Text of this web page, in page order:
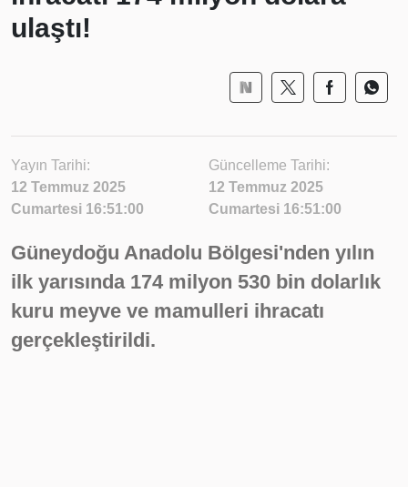
ulaştı!
Yayın Tarihi:
12 Temmuz 2025
Cumartesi 16:51:00
Güncelleme Tarihi:
12 Temmuz 2025
Cumartesi 16:51:00
Güneydoğu Anadolu Bölgesi'nden yılın
ilk yarısında 174 milyon 530 bin dolarlık
kuru meyve ve mamulleri ihracatı
gerçekleştirildi.